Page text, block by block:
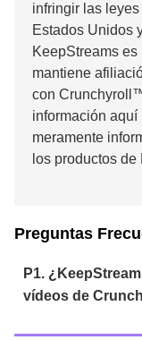
infringir las
Estados Unidos
KeepStreams
mantiene
con
información aquí
meramente
los productos
Preguntas
P1.
vídeos de